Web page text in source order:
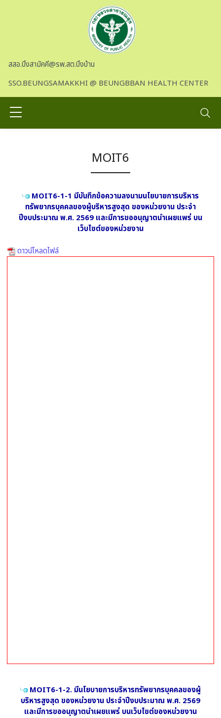
สสอ.บึงสามัคคี@รพ.สต.บึงบ้าน
SSO.BEUNGSAMAKKHI @ BEUNGBBAN HEALTH CENTER
MOIT6
MOIT6-1-1 มีบันทึกข้อความลงนามนโยบายการบริหาร
ทรัพยากรบุคคลของผู้บริหารสูงสุด ของหน่วยงาน ประจำ
ปีงบประมาณ พ.ศ. 2569 และมีการขออนุญาตนำเผยแพร่ บน
เว็บไซต์ของหน่วยงาน
ดาวน์โหลดไฟล์
MOIT6-1-2. มีนโยบายการบริหารทรัพยากรบุคคลของผู้
บริหารสูงสุด ของหน่วยงาน ประจำปีงบประมาณ พ.ศ. 2569
และมีการขออนุญาตนำเผยแพร่ บนเว็บไซต์ของหน่วยงาน